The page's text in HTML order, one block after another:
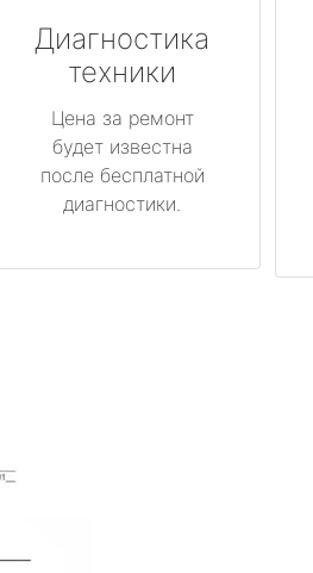
Диагностика
техники
Цена за ремонт
будет известна
после бесплатной
диагностики.